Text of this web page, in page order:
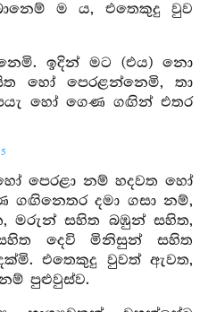
ම ය, එතෙකුදු වුව
ඉදින් මට (එය) නො
හෝ පෙරළන්නෙමි, තා
හෝ ගෙණ ගඟින් එතර
පෙරළා නම් හදවත හෝ
ගඟිනෙතර දමා ගසා නම්,
මරුන් සහිත බඹුන් සහිත,
දෙවි මිනිසුන් සහිත
එතෙකුදු වුවත් ඇවත,
පුළුවුස්ව.